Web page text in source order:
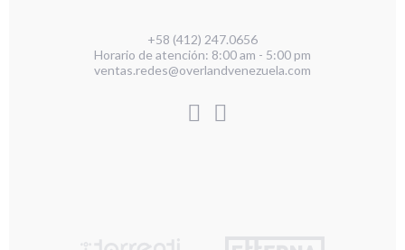
+58 (412) 247.0656
Horario de atención: 8:00 am - 5:00 pm
ventas.redes@overlandvenezuela.com